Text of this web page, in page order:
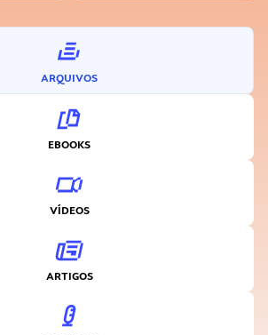
ARQUIVOS
EBOOKS
VÍDEOS
ARTIGOS